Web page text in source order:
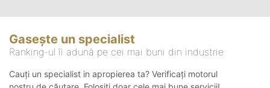
Gasește un specialist
Ranking-ul îi adună pe cei mai buni din industrie
Cauți un specialist in apropierea ta? Verificați motorul